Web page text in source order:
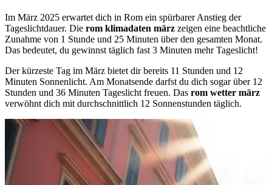
Im März 2025 erwartet dich in Rom ein spürbarer Anstieg der
Tageslichtdauer. Die rom klimadaten märz zeigen eine beachtliche
Zunahme von 1 Stunde und 25 Minuten über den gesamten Monat.
Das bedeutet, du gewinnst täglich fast 3 Minuten mehr Tageslicht!
Der kürzeste Tag im März bietet dir bereits 11 Stunden und 12
Minuten Sonnenlicht. Am Monatsende darfst du dich sogar über 12
Stunden und 36 Minuten Tageslicht freuen. Das rom wetter märz
verwöhnt dich mit durchschnittlich 12 Sonnenstunden täglich.